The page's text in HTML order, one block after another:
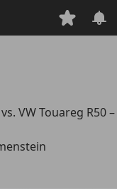
VW Touareg R50 –